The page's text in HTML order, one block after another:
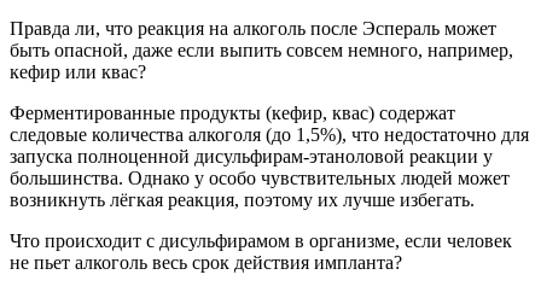
Правда ли, что реакция на алкоголь после Эспераль может
быть опасной, даже если выпить совсем немного, например,
кефир или квас?
Ферментированные продукты (кефир, квас) содержат
следовые количества алкоголя (до 1,5%), что недостаточно для
запуска полноценной дисульфирам-этаноловой реакции у
большинства. Однако у особо чувствительных людей может
возникнуть лёгкая реакция, поэтому их лучше избегать.
Что происходит с дисульфирамом в организме, если человек
не пьет алкоголь весь срок действия импланта?